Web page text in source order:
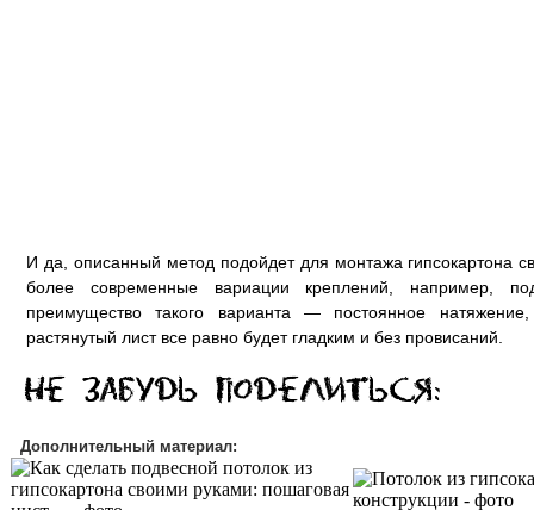
И да, описанный метод подойдет для монтажа гипсокартона
более современные вариации креплений, например,
преимущество такого варианта — постоянное
растянутый лист все равно будет гладким и без провисаний.
Дополнительный материал: